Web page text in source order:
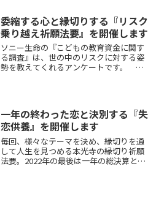
クを発表していました。Origami ...
委縮する心と縁切りする『リスク
乗り越え祈願法要』を開催します
ソニー生命の『こどもの教育資金に関す
る調査』は、世の中のリスクに対する姿
勢を教えてくれるアンケートです。 こ
一年の終わった恋と決別する『失
恋供養』を開催します
毎回、様々なテーマを決め、縁切りを通
して人生を見つめる本光寺の縁切り祈願
法要。2022年の最後は一年の総決算とし